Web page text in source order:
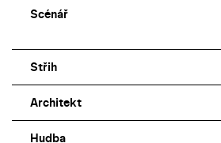
Scénář
Střih
Architekt
Hudba